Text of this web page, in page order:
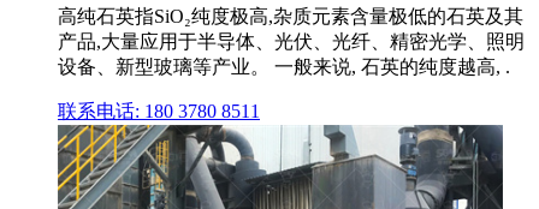
高纯石英指SiO₂纯度极高,杂质元素含量极低的石英及其
产品,大量应用于半导体、光伏、光纤、精密光学、照明
设备、新型玻璃等产业。 一般来说, 石英的纯度越高, .
联系电话: 180 3780 8511